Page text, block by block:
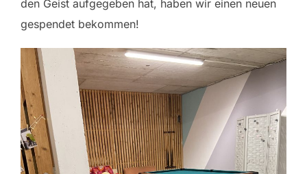
den Geist aufgegeben hat, haben wir einen neuen
gespendet bekommen!